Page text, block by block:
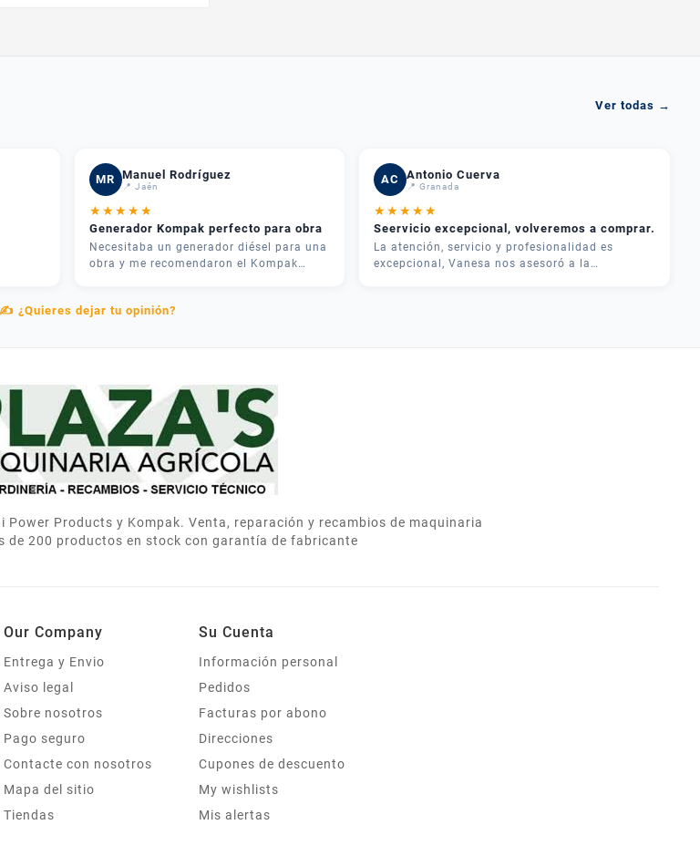
Ver todas →
MR Manuel Rodríguez
📍 Jaén
★★★★★
Generador Kompak perfecto para obra
Necesitaba un generador diésel para una
obra y me recomendaron el Kompak
asesoramiento: me explicaron las
AC Antonio Cuerva
📍 Granada
★★★★★
Seervicio excepcional, volveremos a comprar.
La atención, servicio y profesionalidad es
excepcional, Vanesa nos asesoró a la
✍️ ¿Quieres dejar tu opinión?
Power Products y Kompak. Venta, reparación y recambios de maquinaria
de 200 productos en stock con garantía de fabricante
Our Company
Entrega y Envio
Aviso legal
Sobre nosotros
Pago seguro
Contacte con nosotros
Mapa del sitio
Tiendas
Su Cuenta
Información personal
Pedidos
Facturas por abono
Direcciones
Cupones de descuento
My wishlists
Mis alertas